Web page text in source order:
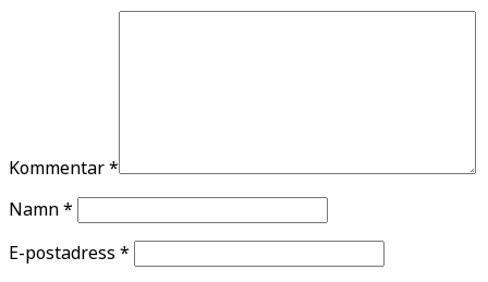
Kommentar*
Namn*
E-postadress *